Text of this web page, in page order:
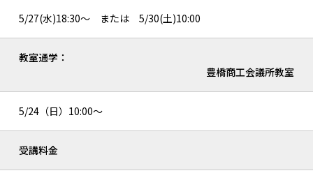
5/27(水)18:30～ または 5/30(土)10:00
教室通学：
豊橋商工会議所教室
5/24（日）10:00～
受講料金